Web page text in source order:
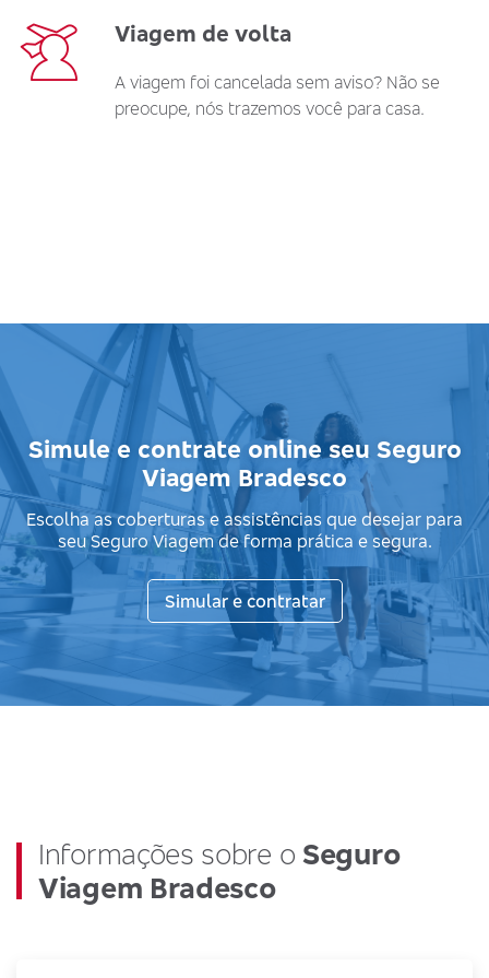
Viagem de volta
A viagem foi cancelada sem aviso? Não se
preocupe, nós trazemos você para casa.
Simule e contrate online seu Seguro
Viagem Bradesco
Escolha as coberturas e assistências que desejar para
seu Seguro Viagem de forma prática e segura.
Simular e contratar
Informações sobre o Seguro
Viagem Bradesco